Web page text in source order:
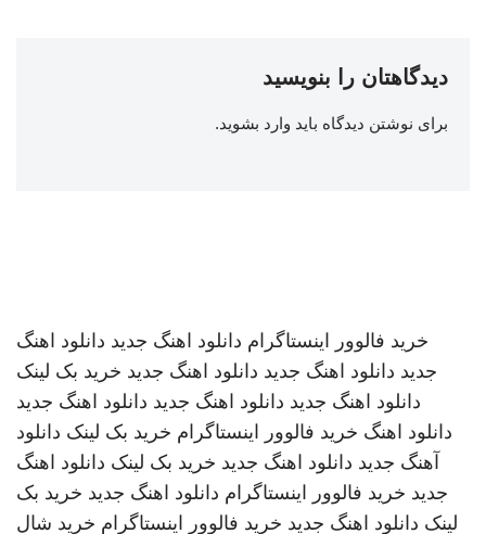
دیدگاهتان را بنویسید
برای نوشتن دیدگاه باید وارد بشوید.
خرید فالوور اینستاگرام دانلود اهنگ جدید دانلود اهنگ
جدید دانلود اهنگ جدید دانلود اهنگ جدید خرید بک لینک
دانلود اهنگ جدید دانلود اهنگ جدید دانلود اهنگ جدید
دانلود اهنگ خرید فالوور اینستاگرام خرید بک لینک دانلود
آهنگ جدید دانلود اهنگ جدید خرید بک لینک دانلود اهنگ
جدید خرید فالوور اینستاگرام دانلود اهنگ جدید خرید بک
لینک دانلود اهنگ جدید خرید فالوور اینستاگرام خرید شال